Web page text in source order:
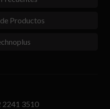
Productos
2241 3510